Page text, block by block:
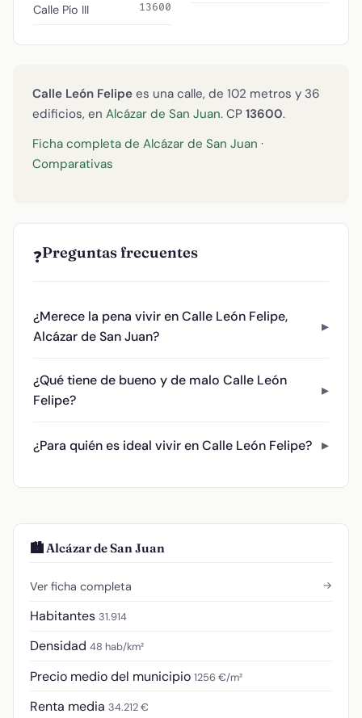
Calle Pío III 13600
Calle León Felipe es una calle, de 102 metros y 36
edificios, en Alcázar de San Juan. CP 13600.
Ficha completa de Alcázar de San Juan ·
Comparativas
❓Preguntas frecuentes
¿Merece la pena vivir en Calle León Felipe,
Alcázar de San Juan?
¿Qué tiene de bueno y de malo Calle León
Felipe?
¿Para quién es ideal vivir en Calle León Felipe?
🏙️ Alcázar de San Juan
Ver ficha completa →
Habitantes 31.914
Densidad 48 hab/km²
Precio medio del municipio 1256 €/m²
Renta media 34.212 €